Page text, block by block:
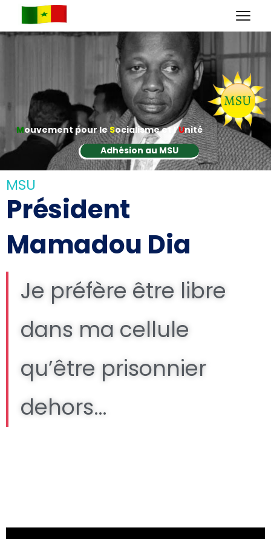
Mouvement pour leSocialisme et l'Unité
Adhésion au MSU
MSU
Président
Mamadou Dia
Je préfère être libre
dans ma cellule
qu’être prisonnier
dehors…